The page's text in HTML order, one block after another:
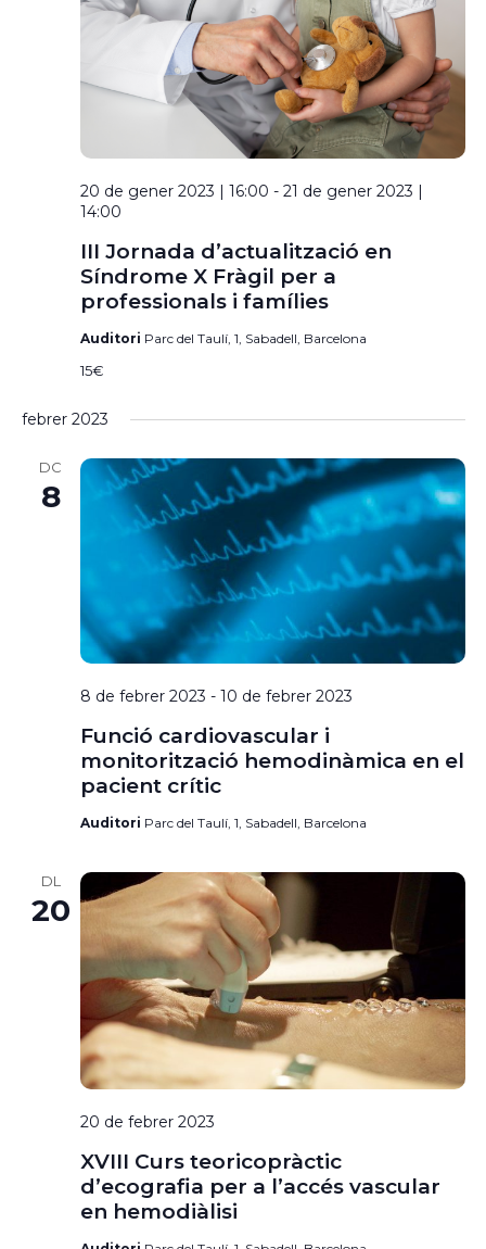
20 de gener 2023 | 16:00 - 21 de gener 2023 |
14:00
III Jornada d’actualització en
Síndrome X Fràgil per a
professionals i famílies
Auditori Parc del Taulí, 1, Sabadell, Barcelona
15€
febrer 2023
DC
8
8 de febrer 2023 - 10 de febrer 2023
Funció cardiovascular i
monitorització hemodinàmica en el
pacient crític
Auditori Parc del Taulí, 1, Sabadell, Barcelona
DL
20
20 de febrer 2023
XVIII Curs teoricopràctic
d’ecografia per a l’accés vascular
en hemodiàlisi